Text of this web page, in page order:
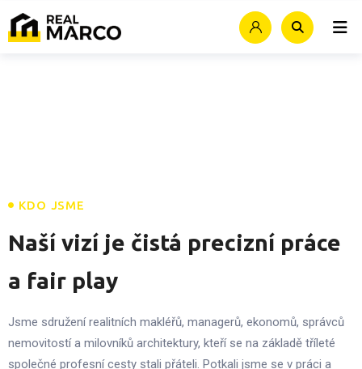
KDO JSME
Naší vizí je čistá precizní práce
a fair play
Jsme sdružení realitních makléřů, managerů, ekonomů, správců
nemovitostí a milovníků architektury, kteří se na základě tříleté
společné profesní cesty stali přáteli. Potkali jsme se v práci a